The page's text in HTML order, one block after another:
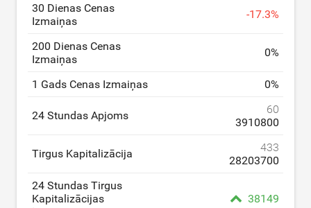
30 Dienas Cenas
Izmaiņas
-17.3%
200 Dienas Cenas
Izmaiņas
0%
1 Gads Cenas Izmaiņas 0%
24 Stundas Apjoms
60
3910800
Tirgus Kapitalizācija
433
28203700
24 Stundas Tirgus
Kapitalizācijas
38149